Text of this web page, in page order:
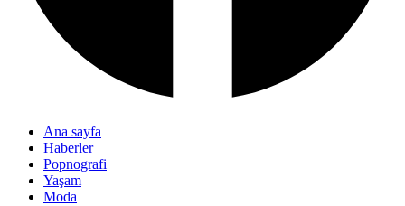
Ana sayfa
Haberler
Popnografi
Yaşam
Moda